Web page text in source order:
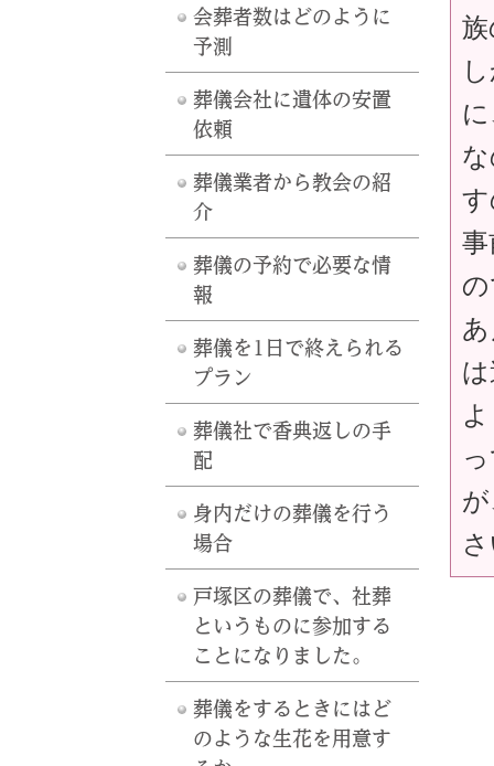
会葬者数はどのように
予測
葬儀会社に遺体の安置
依頼
葬儀業者から教会の紹
介
葬儀の予約で必要な情
報
葬儀を1日で終えられる
プラン
葬儀社で香典返しの手
配
身内だけの葬儀を行う
場合
戸塚区の葬儀で、社葬
というものに参加する
ことになりました。
葬儀をするときにはど
のような生花を用意す